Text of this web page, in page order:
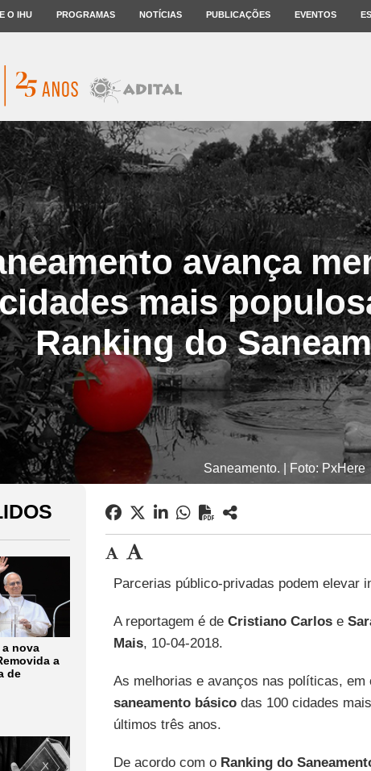
O IHU PROGRAMAS NOTÍCIAS PUBLICAÇÕES EVENTOS
avança
mais
Ranking do
Saneamento. | Foto: PxHere
nova
a
de
Parcerias público-privadas podem elevar
A reportagem é de Cristiano Carlose
Mais, 10-04-2018.
As melhorias e avanços nas políticas,
saneamento básicodas 100 cidades
últimos três anos.
De acordo com o Ranking do